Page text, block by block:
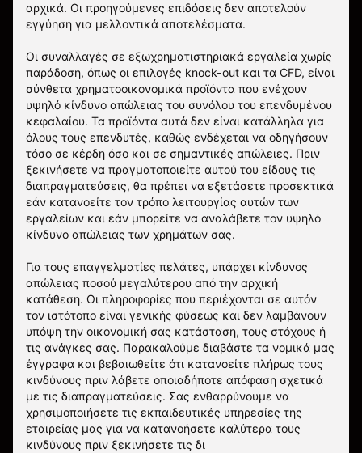
αρχικά. Οι προηγούμενες επιδόσεις δεν αποτελούν
εγγύηση για μελλοντικά αποτελέσματα.
Οι συναλλαγές σε εξωχρηματιστηριακά εργαλεία χωρίς
παράδοση, όπως οι επιλογές knock-out και τα CFD, είναι
σύνθετα χρηματοοικονομικά προϊόντα που ενέχουν
υψηλό κίνδυνο απώλειας του συνόλου του επενδυμένου
κεφαλαίου. Τα προϊόντα αυτά δεν είναι κατάλληλα για
όλους τους επενδυτές, καθώς ενδέχεται να οδηγήσουν
τόσο σε κέρδη όσο και σε σημαντικές απώλειες. Πριν
ξεκινήσετε να πραγματοποιείτε αυτού του είδους τις
διαπραγματεύσεις, θα πρέπει να εξετάσετε προσεκτικά
εάν κατανοείτε τον τρόπο λειτουργίας αυτών των
εργαλείων και εάν μπορείτε να αναλάβετε τον υψηλό
κίνδυνο απώλειας των χρημάτων σας.
Για τους επαγγελματίες πελάτες, υπάρχει κίνδυνος
απώλειας ποσού μεγαλύτερου από την αρχική
κατάθεση. Οι πληροφορίες που περιέχονται σε αυτόν
τον ιστότοπο είναι γενικής φύσεως και δεν λαμβάνουν
υπόψη την οικονομική σας κατάσταση, τους στόχους ή
τις ανάγκες σας. Παρακαλούμε διαβάστε τα νομικά μας
έγγραφα και βεβαιωθείτε ότι κατανοείτε πλήρως τους
κινδύνους πριν λάβετε οποιαδήποτε απόφαση σχετικά
με τις διαπραγματεύσεις. Σας ενθαρρύνουμε να
χρησιμοποιήσετε τις εκπαιδευτικές υπηρεσίες της
εταιρείας μας για να κατανοήσετε καλύτερα τους
κινδύνους πριν ξεκινήσετε τις δι